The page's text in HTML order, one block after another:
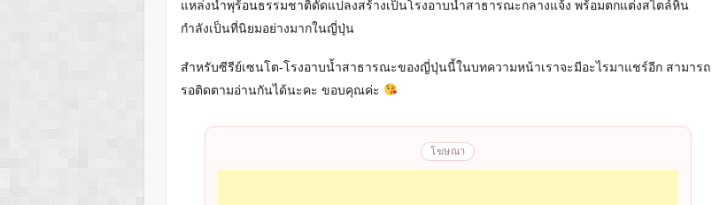
แหล่งน้ำพุร้อนธรรมชาติดัดแปลงสร้างเป็นโรงอาบน้ำสาธารณะกลางแจ้ง พร้อมตกแต่งสไตล์หิน
กำลังเป็นที่นิยมอย่างมากในญี่ปุ่น
สำหรับซีรีย์เซนโต-โรงอาบน้ำสาธารณะของญี่ปุ่นนี้ในบทความหน้าเราจะมีอะไรมาแชร์อีก สามารถ
รอติดตามอ่านกันได้นะคะ ขอบคุณค่ะ
โฆษณา